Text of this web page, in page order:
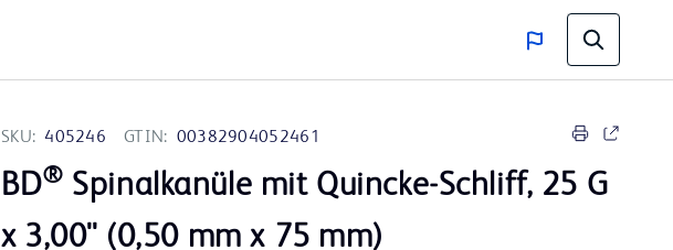
SKU: 405246 GTIN: 00382904052461
BD® Spinalkanüle mit Quincke-Schliff, 25 G
x 3,00'' (0,50 mm x 75 mm)